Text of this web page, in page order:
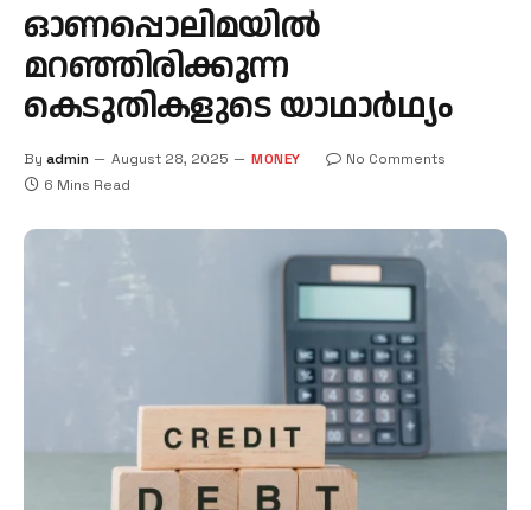
ഓണപ്പൊലിമയില്‍
മറഞ്ഞിരിക്കുന്ന
കെടുതികളുടെ യാഥാര്‍ഥ്യം
By admin August 28, 2025 MONEY
No Comments
6 Mins Read